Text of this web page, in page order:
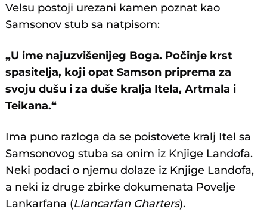
Velsu postoji urezani kamen poznat kao
Samsonov stub sa natpisom:
„U ime najuzvišenijeg Boga. Počinje krst
spasitelja, koji opat Samson priprema za
svoju dušu i za duše kralja Itela, Artmala i
Teikana.“
Ima puno razloga da se poistovete kralj Itel sa
Samsonovog stuba sa onim iz Knjige Landofa.
Neki podaci o njemu dolaze iz Knjige Landofa,
a neki iz druge zbirke dokumenata Povelje
Lankarfana (Llancarfan Charters).